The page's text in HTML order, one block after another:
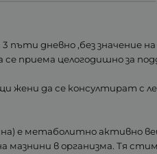
3 пъти дневно ,без
приема целогодишно за
жени да се консултират с
е метаболитно активно
в организма. Тя